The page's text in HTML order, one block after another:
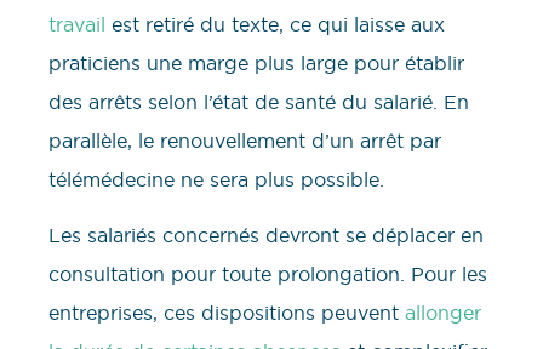
travail est retiré du texte, ce qui laisse aux
praticiens une marge plus large pour établir
des arrêts selon l’état de santé du salarié. En
parallèle, le renouvellement d’un arrêt par
télémédecine ne sera plus possible.
Les salariés concernés devront se déplacer en
consultation pour toute prolongation. Pour les
entreprises, ces dispositions peuvent allonger